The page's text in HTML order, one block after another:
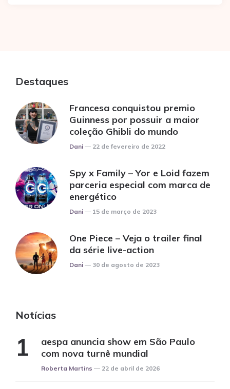
Destaques
Francesa conquistou premio
Guinness por possuir a maior
coleção Ghibli do mundo
Posted
Dani 22 de fevereiro de 2022
Spy x Family – Yor e Loid fazem
parceria especial com marca de
energético
Posted
Dani 15 de março de 2023
One Piece – Veja o trailer final
da série live-action
Posted
Dani 30 de agosto de 2023
Notícias
aespa anuncia show em São Paulo
com nova turnê mundial
Posted
Roberta Martins 22 de abril de 2026